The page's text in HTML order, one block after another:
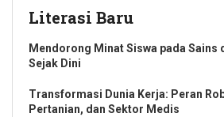
Literasi Baru
Mendorong Minat Siswa pada Sains
Sejak Dini
Transformasi Dunia Kerja: Peran
Pertanian, dan Sektor Medis